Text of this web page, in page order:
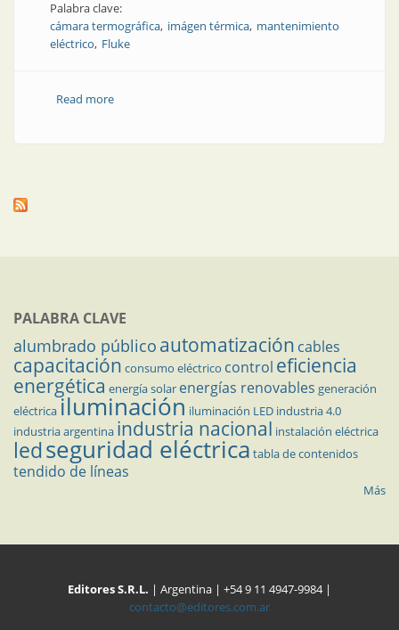
Palabra clave:
cámara termográfica imágen térmica mantenimiento
eléctrico Fluke
Read moreabout Lo nuevo de Fluke se puede probar en BIEL
PALABRA CLAVE
alumbrado público automatización cables
capacitación consumo eléctrico control eficiencia
energética energía solar energías renovables generación
eléctricailuminación iluminación LED industria 4.0
industria argentina industria nacional instalación eléctrica
ledseguridad eléctrica tabla de contenidos
tendido de líneas
Más
Editores S.R.L. | Argentina | +54 9 11 4947-9984 |
contacto@editores.com.ar